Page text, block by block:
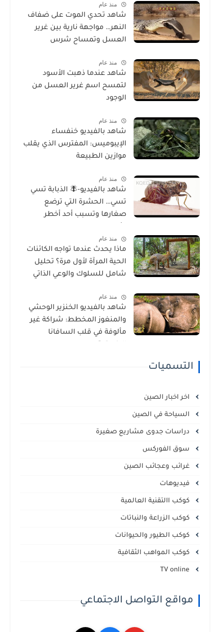
منذ عام
شاهد تحدي الموت على ضفاف
النهر… مواجهة نارية بين غرير
العسل وتمساح شرس
منذ عام
شاهد عندما ذهبت الأسود
لتمسح اسم غرير العسل من
الوجود
منذ عام
شاهد بالفيديو خنفساء
الإيبوميس: المفترس الذي يقلب
موازين الطبيعة
منذ عام
شاهد بالفيديو-🪰 الذبابة تسي
تسي… الحشرة التي ترضع
صغارها وتسبب أحد أخطر
منذ عام
ماذا يحدث عندما تواجه الكائنات
الحية المرآة لأول مرة؟ تحليل
شامل للسلوك والوعي الذاتي
منذ عام
شاهد بالفيديو الخنزير الوحشي
والمنغوز المخطط: شراكة غير
مألوفة في قلب السافانا
التسميات
اخر اخبار الصين
السياحة في الصين
دراسات جدوى مشاريع صغيرة
سوق الفوركس
غرائب وعجائب الصين
فيديوهات
كوكب االتقنية العالمية
كوكب الزراعة والنباتات
كوكب الطيور والحيوانات
كوكب المواهب الثقافية
مواقع التواصل الاجتماعي